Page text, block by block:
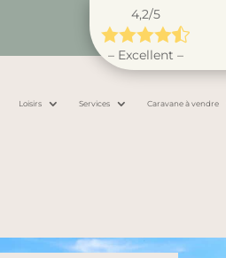
4,2/5

– Excellent –
Loisirs Services Caravane à vendre